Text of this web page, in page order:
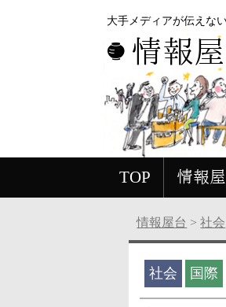
大手メディアが伝えな
情報
TOP 情報
情報屋台 >社会
社会 国際